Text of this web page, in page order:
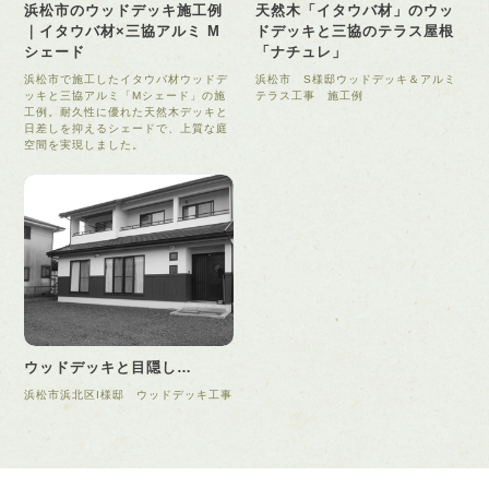
浜松市のウッドデッキ施工例
｜イタウバ材×三協アルミ M
シェード
浜松市で施工したイタウバ材ウッドデ
ッキと三協アルミ「Mシェード」の施
工例。耐久性に優れた天然木デッキと
日差しを抑えるシェードで、上質な庭
空間を実現しました。
天然木「イタウバ材」のウッ
ドデッキと三協のテラス屋根
「ナチュレ」
浜松市 S様邸ウッドデッキ＆アルミ
テラス工事 施工例
ウッドデッキと目隠し…
浜松市浜北区I様邸 ウッドデッキ工事